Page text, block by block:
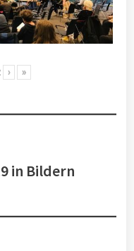
› »
in Bildern